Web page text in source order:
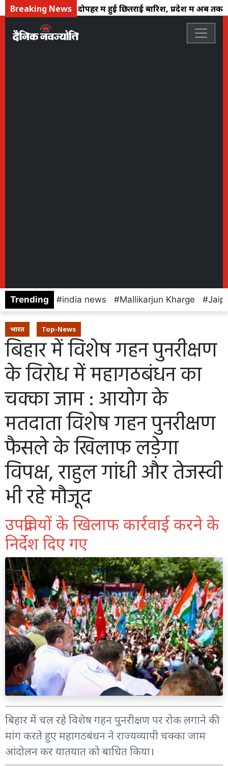
Breaking News
मानसून: जयपुर में दोपहर में हुई छितराई बारिश, प्रदेश में अब तक
Trending india news Mallikarjun Kharge
भारत Top-News
बिहार में विशेष गहन पुनरीक्षण
के विरोध में महागठबंधन का
चक्का जाम : आयोग के
मतदाता विशेष गहन पुनरीक्षण
फैसले के खिलाफ लड़ेगा
विपक्ष, राहुल गांधी और तेजस्वी
भी रहे मौजूद
उपद्रवियों के खिलाफ कार्रवाई करने के
निर्देश दिए गए
बिहार में चल रहे विशेष गहन पुनरीक्षण पर रोक लगाने की
मांग करते हुए महागठबंधन ने राज्यव्यापी चक्का जाम
आंदोलन कर यातयात को बाधित किया।